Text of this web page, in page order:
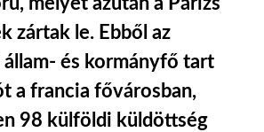
melyet azután a Párizs
zártak le. Ebből az
és kormányfő tart
a francia fővárosban,
98 külföldi küldöttség